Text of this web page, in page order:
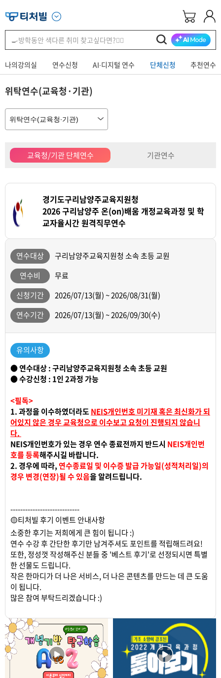
나의강의실 연수신청 AI∙디지털 연수 단체신청 추천연수
위탁연수(교육청·기관)
교육청/기관 단체연수 기관연수
경기도구리남양주교육지원청
2026 구리남양주 온(on)배움 개정교육과정 및 학
교자율시간 원격직무연수
연수대상
구리남양주교육지원청 소속 초등 교원
연수비
무료
신청기간
2026/07/13(월) ~ 2026/08/31(월)
연수기간
2026/07/13(월) ~ 2026/09/30(수)
유의사항
● 연수대상 : 구리남양주교육지원청 소속 초등 교원
● 수강신청 : 1인 2과정 가능
<필독>
1. 과정을 이수하였더라도NEIS개인번호 미기재 혹은 최신화가 되
어있지 않은 경우 교육청으로 이수보고 요청이 진행되지 않습니
다.
NEIS개인번호가 있는 경우 연수 종료전까지 반드시 NEIS개인번
호를 등록해주시길 바랍니다.
2. 경우에 따라,연수종료일 및 이수증 발급 가능일(성적처리일)의
경우 변경(연장)될 수 있음을 알려드립니다.
----------------------------
🟡티처빌 후기 이벤트 안내사항
소중한 후기는 저희에게 큰 힘이 됩니다 :)
연수 수강 후 간단한 후기만 남겨주셔도 포인트를 적립해드려요!
또한, 정성껏 작성해주신 분들 중 '베스트 후기'로 선정되시면 특별
한 선물도 드립니다.
작은 한마디가 더 나은 서비스, 더 나은 콘텐츠를 만드는 데 큰 도움
이 됩니다.
많은 참여 부탁드리겠습니다 :)